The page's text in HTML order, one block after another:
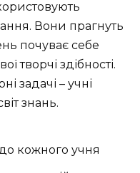
Вони прагнуть
почуває себе
творчі здібності.
задачі – учні
знань.
кожного учня